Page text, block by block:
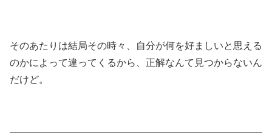
そのあたりは結局その時々、自分が何を好ましいと思える
のかによって違ってくるから、正解なんて見つからないん
だけど。